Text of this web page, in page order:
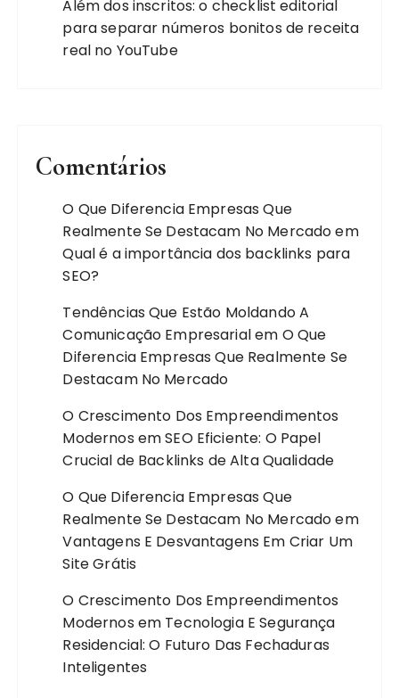
Além dos inscritos: o checklist editorial
para separar números bonitos de receita
real no YouTube
Comentários
O Que Diferencia Empresas Que
Realmente Se Destacam No Mercadoem
Qual é a importância dos backlinks para
SEO?
Tendências Que Estão Moldando A
Comunicação Empresarialem O Que
Diferencia Empresas Que Realmente Se
Destacam No Mercado
O Crescimento Dos Empreendimentos
Modernos emSEO Eficiente: O Papel
Crucial de Backlinks de Alta Qualidade
O Que Diferencia Empresas Que
Realmente Se Destacam No Mercadoem
Vantagens E Desvantagens Em Criar Um
Site Grátis
O Crescimento Dos Empreendimentos
Modernos em Tecnologia E Segurança
Residencial: O Futuro Das Fechaduras
Inteligentes